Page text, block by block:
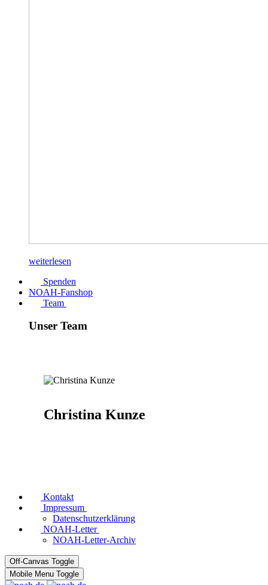
weiterlesen
Spenden
NOAH-Fanshop
Team
Unser Team
Christina Kunze
Kontakt
Impressum
Datenschutzerklärung
NOAH-Letter
NOAH-Letter-Archiv
Off-Canvas Toggle
Mobile Menu Toggle